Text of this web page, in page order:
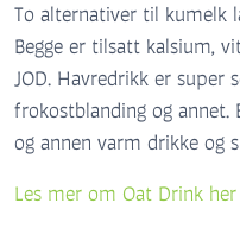
To alternativer til kumelk
Begge er tilsatt kalsium,
JOD. Havredrikk er super
frokostblanding og annet.
og annen varm drikke og
Les mer om Oat Drink her